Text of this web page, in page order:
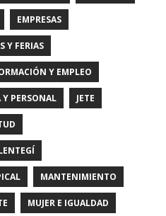
EMPRESAS
Y FERIAS
Y EMPLEO
PERSONAL JETE
MANTENIMIENTO
MUJER E IGUALDAD